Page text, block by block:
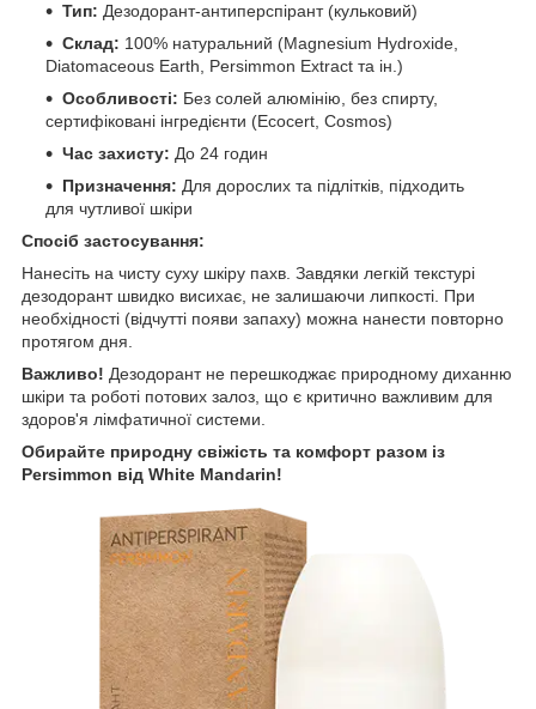
Тип: Дезодорант-антиперспірант (кульковий)
Склад: 100% натуральний (Magnesium Hydroxide,
Diatomaceous Earth, Persimmon Extract та ін.)
Особливості: Без солей алюмінію, без спирту,
сертифіковані інгредієнти (Ecocert, Cosmos)
Час захисту: До 24 годин
Призначення: Для дорослих та підлітків, підходить
для чутливої шкіри
Спосіб застосування:
Нанесіть на чисту суху шкіру пахв. Завдяки легкій текстурі
дезодорант швидко висихає, не залишаючи липкості. При
необхідності (відчутті появи запаху) можна нанести повторно
протягом дня.
Важливо! Дезодорант не перешкоджає природному диханню
шкіри та роботі потових залоз, що є критично важливим для
здоров'я лімфатичної системи.
Обирайте природну свіжість та комфорт разом із
Persimmon від White Mandarin!